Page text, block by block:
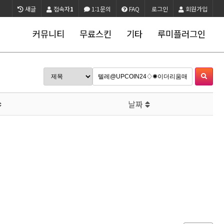
회원가입
로그인
FAQ
1:1문의
접속자1
새글
커뮤니티 무료스킨 기타 루미플러그인
날짜